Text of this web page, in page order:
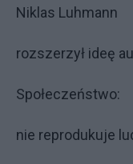
Niklas Luhmann
rozszerzył ideę
Społeczeństwo:
nie reprodukuje